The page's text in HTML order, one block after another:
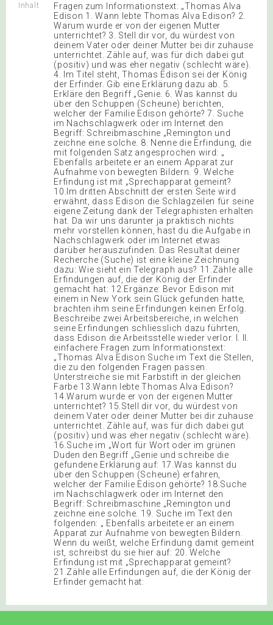
Inhalt
Fragen zum Informationstext: „Thomas Alva
Edison 1. Wann lebte Thomas Alva Edison? 2.
Warum wurde er von der eigenen Mutter
unterrichtet? 3. Stell dir vor, du würdest von
deinem Vater oder deiner Mutter bei dir zuhause
unterrichtet. Zähle auf, was für dich dabei gut
(positiv) und was eher negativ (schlecht wäre).
4. Im Titel steht, Thomas Edison sei der König
der Erfinder. Gib eine Erklärung dazu ab. 5.
Erkläre den Begriff „Genie. 6. Was kannst du
über den Schuppen (Scheune) berichten,
welcher der Familie Edison gehörte? 7. Suche
im Nachschlagwerk oder im Internet den
Begriff: Schreibmaschine „Remington und
zeichne eine solche. 8. Nenne die Erfindung, die
mit folgenden Satz angesprochen wird: „
Ebenfalls arbeitete er an einem Apparat zur
Aufnahme von bewegten Bildern. 9. Welche
Erfindung ist mit „Sprechapparat gemeint?
10.Im dritten Abschnitt der ersten Seite wird
erwähnt, dass Edison die Schlagzeilen für seine
eigene Zeitung dank der Telegraphisten erhalten
hat. Da wir uns darunter ja praktisch nichts
mehr vorstellen können, hast du die Aufgabe in
Nachschlagwerk oder im Internet etwas
darüber herauszufinden. Das Resultat deiner
Recherche (Suche) ist eine kleine Zeichnung
dazu: Wie sieht ein Telegraph aus? 11.Zähle alle
Erfindungen auf, die der König der Erfinder
gemacht hat: 12.Ergänze: Bevor Edison mit
einem in New York sein Glück gefunden hatte,
brachten ihm seine Erfindungen keinen Erfolg.
Beschreibe zwei Arbeitsbereiche, in welchen
seine Erfindungen schliesslich dazu führten,
dass Edison die Arbeitsstelle wieder verlor. I. II.
einfachere Fragen zum Informationstext:
„Thomas Alva Edison Suche im Text die Stellen,
die zu den folgenden Fragen passen.
Unterstreiche sie mit Farbstift in der gleichen
Farbe 13.Wann lebte Thomas Alva Edison?
14.Warum wurde er von der eigenen Mutter
unterrichtet? 15.Stell dir vor, du würdest von
deinem Vater oder deiner Mutter bei dir zuhause
unterrichtet. Zähle auf, was für dich dabei gut
(positiv) und was eher negativ (schlecht wäre).
16.Suche im „Wort für Wort oder im grünen
Duden den Begriff „Genie und schreibe die
gefundene Erklärung auf: 17.Was kannst du
über den Schuppen (Scheune) erfahren,
welcher der Familie Edison gehörte? 18.Suche
im Nachschlagwerk oder im Internet den
Begriff: Schreibmaschine „Remington und
zeichne eine solche. 19. Suche im Text den
folgenden: „ Ebenfalls arbeitete er an einem
Apparat zur Aufnahme von bewegten Bildern.
Wenn du weißt, welche Erfindung damit gemeint
ist, schreibst du sie hier auf: 20. Welche
Erfindung ist mit „Sprechapparat gemeint?
21.Zähle alle Erfindungen auf, die der König der
Erfinder gemacht hat: